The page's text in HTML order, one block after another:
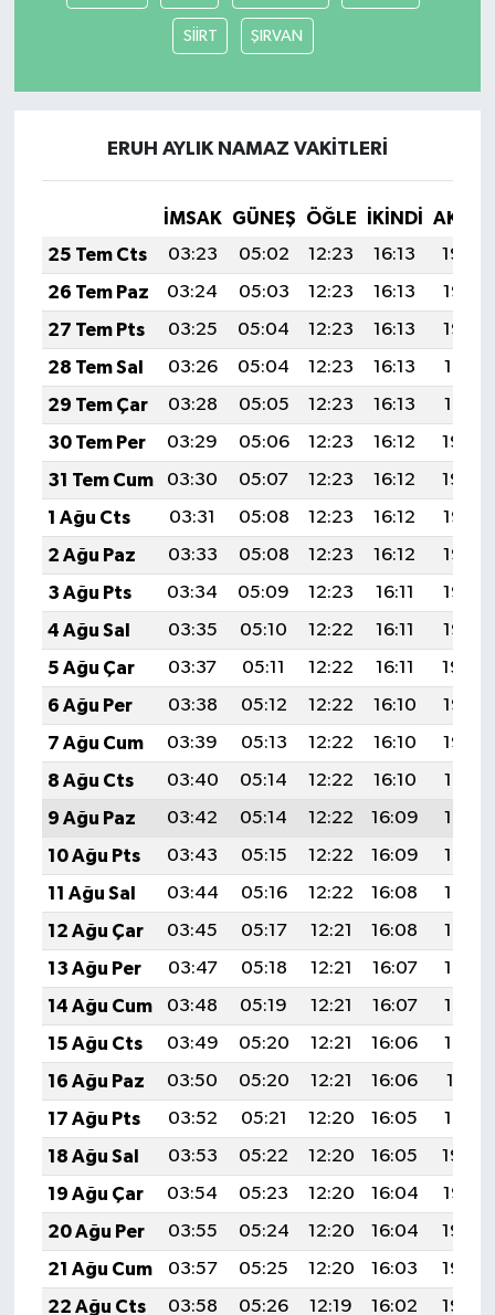
SİİRT ŞIRVAN
ERUH AYLIK NAMAZ VAKITLERI
İMSAK GÜNEŞ ÖĞLE İKINDI
25 Tem Cts
03:23 05:02 12:23 16:13
19:34
26 Tem Paz
03:24 05:03 12:23 16:13
19:33
27 Tem Pts
03:25 05:04 12:23 16:13
19:32
28 Tem Sal
03:26 05:04 12:23 16:13
19:31
29 Tem Çar
03:28 05:05 12:23 16:13
19:31
30 Tem Per
03:29 05:06 12:23 16:12
19:30
31 Tem Cum
03:30 05:07 12:23 16:12
19:29
1 Ağu Cts
03:31 05:08 12:23 16:12
19:28
2 Ağu Paz
03:33 05:08 12:23 16:12
19:27
3 Ağu Pts
03:34 05:09 12:23 16:11
19:26
4 Ağu Sal
03:35 05:10 12:22 16:11
19:25
5 Ağu Çar
03:37 05:11 12:22 16:11
19:24
6 Ağu Per
03:38 05:12 12:22 16:10
19:23
7 Ağu Cum
03:39 05:13 12:22 16:10
19:22
8 Ağu Cts
03:40 05:14 12:22 16:10
19:21
9 Ağu Paz
03:42 05:14 12:22 16:09
19:19
10 Ağu Pts
03:43 05:15 12:22 16:09
19:18
11 Ağu Sal
03:44 05:16 12:22 16:08
19:17
12 Ağu Çar
03:45 05:17 12:21 16:08
19:16
13 Ağu Per
03:47 05:18 12:21 16:07
19:15
14 Ağu Cum
03:48 05:19 12:21 16:07
19:13
15 Ağu Cts
03:49 05:20 12:21 16:06
19:12
16 Ağu Paz
03:50 05:20 12:21 16:06
19:11
17 Ağu Pts
03:52 05:21 12:20 16:05
19:10
18 Ağu Sal
03:53 05:22 12:20 16:05
19:08
19 Ağu Çar
03:54 05:23 12:20 16:04
19:07
20 Ağu Per
03:55 05:24 12:20 16:04
19:06
21 Ağu Cum
03:57 05:25 12:20 16:03
19:04
22 Ağu Cts
03:58 05:26 12:19 16:02
19:03